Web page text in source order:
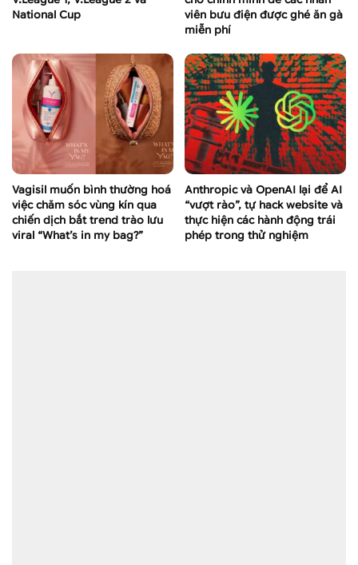
National Cup
viên bưu điện được ghé ăn gà
miễn phí
Vagisil muốn bình thường hoá
việc chăm sóc vùng kín qua
chiến dịch bắt trend trào lưu
viral “What’s in my bag?”
Anthropic và OpenAI lại để AI
“vượt rào”, tự hack website và
thực hiện các hành động trái
phép trong thử nghiệm